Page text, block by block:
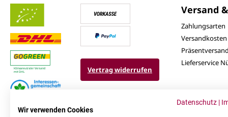
Vertrag widerrufen
Versand
Zahlungsarten
Versandkosten
Präsentversand
Lieferservice
Datenschutz |
Wir verwenden Cookies